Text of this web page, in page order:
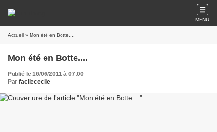
MENU
Accueil » Mon été en Botte....
Mon été en Botte....
Publié le 16/06/2011 à 07:00
Par facilececile